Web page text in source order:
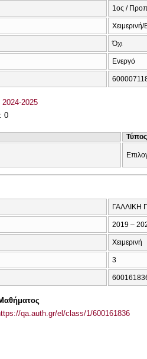
1ος /
Χειμερινή/
Όχι
Ενεργό
2024-2025
0
ΓΑΛΛΙΚΗ
2019 –
Χειμερινή
3
qa.auth.gr/el/class/1/600161836